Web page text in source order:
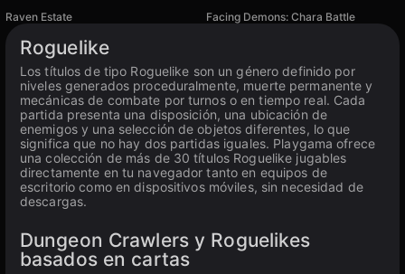
Disponible en PC
Raven Estate Facing Demons: Chara Battle
Roguelike
Los títulos de tipo Roguelike son un género definido por
niveles generados proceduralmente, muerte permanente y
mecánicas de combate por turnos o en tiempo real. Cada
partida presenta una disposición, una ubicación de
enemigos y una selección de objetos diferentes, lo que
significa que no hay dos partidas iguales. Playgama ofrece
una colección de más de 30 títulos Roguelike jugables
directamente en tu navegador tanto en equipos de
escritorio como en dispositivos móviles, sin necesidad de
descargas.
Dungeon Crawlers y Roguelikes
basados en cartas